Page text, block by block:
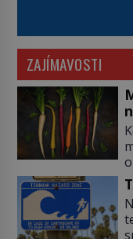
ZAJÍMAVOSTI